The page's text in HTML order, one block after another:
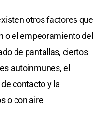
otros factores que
o el empeoramiento del
de pantallas, ciertos
autoinmunes, el
contacto y la
o con aire